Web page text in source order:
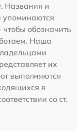
Названия и
упоминаются
обозначить
Наша
их
выполняются
в
со ст.